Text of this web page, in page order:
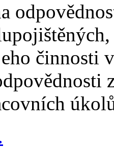
činnosti